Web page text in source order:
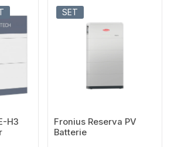
H3
SET
Fronius Reserva PV
Batterie